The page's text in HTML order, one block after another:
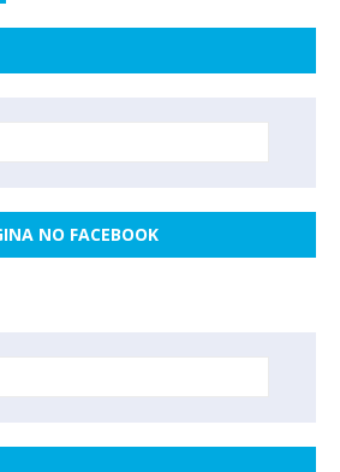
NO FACEBOOK